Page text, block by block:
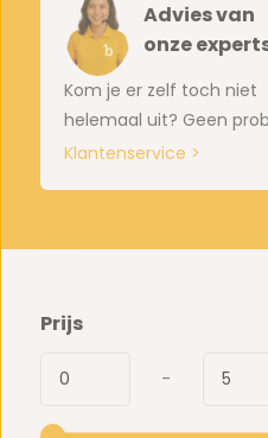
Advies van
onze
Kom je er zelf toch niet
helemaal uit? Geen
Klantenservice >
Prijs
-